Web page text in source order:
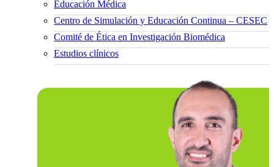
Educación Médica
Centro de Simulación y Educación Continua – CESEC
Comité de Ética en Investigación Biomédica
Estudios clínicos